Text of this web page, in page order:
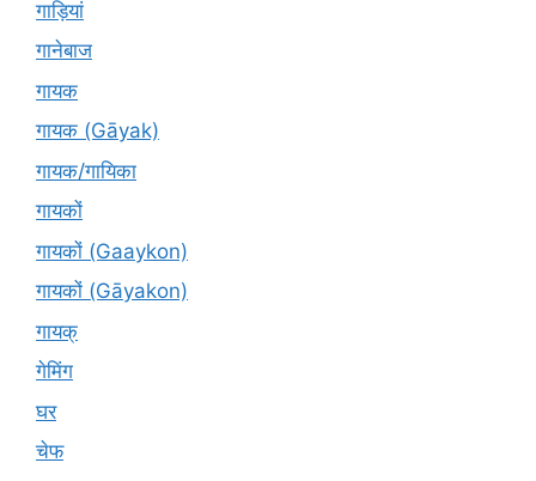
गाड़ियां
गानेबाज
गायक
गायक (Gāyak)
गायक/गायिका
गायकों
गायकों (Gaaykon)
गायकों (Gāyakon)
गायक्
गेमिंग
घर
चेफ